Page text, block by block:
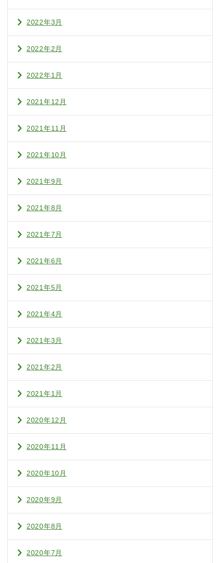
2022年3月
2022年2月
2022年1月
2021年12月
2021年11月
2021年10月
2021年9月
2021年8月
2021年7月
2021年6月
2021年5月
2021年4月
2021年3月
2021年2月
2021年1月
2020年12月
2020年11月
2020年10月
2020年9月
2020年8月
2020年7月